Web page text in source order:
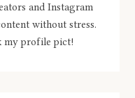
and Instagram
without stress.
my profile pict!